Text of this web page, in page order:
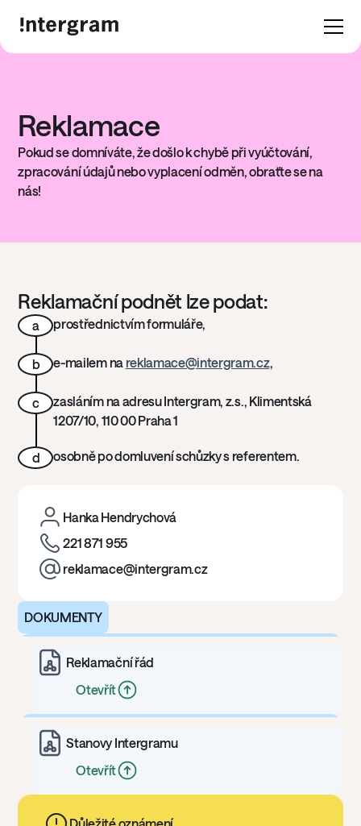
Reklamace
Pokud se domníváte, že došlo k chybě při vyúčtování,
zpracování údajů nebo vyplacení odměn, obraťte se na
nás!
Reklamační podnět lze podat:
a prostřednictvím formuláře,
b e-mailem na reklamace@intergram.cz,
c
zasláním na adresu Intergram, z.s., Klimentská
1207/10, 110 00 Praha 1
d osobně po domluvení schůzky s referentem.
Hanka Hendrychová
221 871 955
reklamace@intergram.cz
DOKUMENTY
Reklamační řád
Otevřít
Stanovy Intergramu
Otevřít